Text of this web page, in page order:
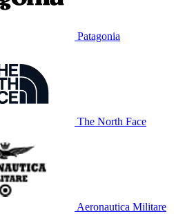
Patagonia
The North Face
Aeronautica Militare